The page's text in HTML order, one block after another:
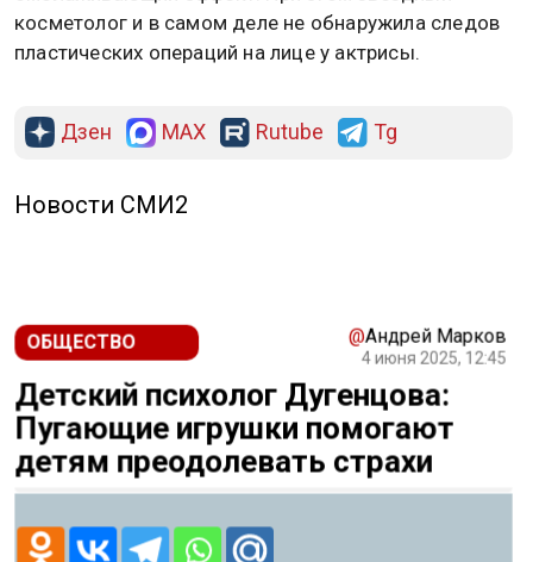
омолаживающий эффект. При этом звездный
косметолог и в самом деле не обнаружила следов
ОБЩЕСТВО
4 июня 2025, 12:45
Детский психолог Дугенцова:
Пугающие игрушки помогают